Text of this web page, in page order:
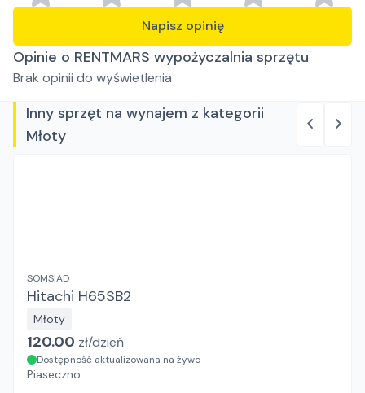
Napisz opinię
Opinie o RENTMARS wypożyczalnia sprzętu
Brak opinii do wyświetlenia
Inny sprzęt na wynajem z kategorii
Młoty
SOMSIAD
Hitachi H65SB2
Młoty
120.00 zł/dzień
Dostępność aktualizowana na żywo
Piaseczno